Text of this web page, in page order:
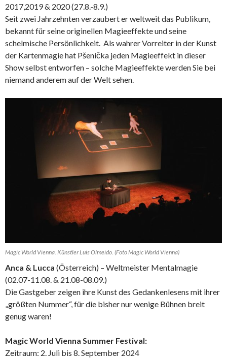
2017,2019 & 2020 (27.8.-8.9.)
Seit zwei Jahrzehnten verzaubert er weltweit das Publikum,
bekannt für seine originellen Magieeffekte und seine
schelmische Persönlichkeit. Als wahrer Vorreiter in der Kunst
der Kartenmagie hat Pšenička jeden Magieeffekt in dieser
Show selbst entworfen – solche Magieeffekte werden Sie bei
niemand anderem auf der Welt sehen.
Magic World Vienna. Künstler Luis Olmeido. (Foto Magic World Vienna)
Anca & Lucca (Österreich) – Weltmeister Mentalmagie
(02.07-11.08. & 21.08-08.09.)
Die Gastgeber zeigen ihre Kunst des Gedankenlesens mit ihrer
„größten Nummer“, für die bisher nur wenige Bühnen breit
genug waren!
Magic World Vienna Summer Festival:
Zeitraum: 2. Juli bis 8. September 2024